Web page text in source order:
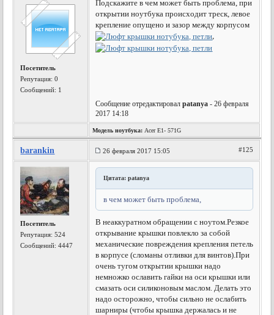
Посетитель
Репутация:0
Сообщений: 1
Подскажите в чем может быть проблема, при
открытии ноутбука происходит треск, левое
крепление опущено и зазор между корпусом
,
Сообщение отредактировалpatanya - 26 февраля
2017 14:18
Модель ноутбука: Acer E1- 571G
barankin 26 февраля 2017 15:05 #125
Посетитель
Репутация:524
Сообщений: 4447
Цитата: patanya
в чем может быть проблема,
В неаккуратном обращении с ноутом.Резкое
открывание крышки повлекло за собой
механические повреждения крепления петель
в корпусе (сломаны отливки для винтов).При
очень тугом открытии крышки надо
немножко ославить гайки на оси крышки или
смазать оси силиконовым маслом. Делать это
надо осторожно, чтобы сильно не ослабить
шарниры (чтобы крышка держалась и не